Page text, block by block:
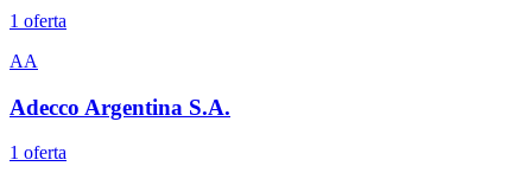
1 oferta
AA
Adecco Argentina S.A.
1 oferta